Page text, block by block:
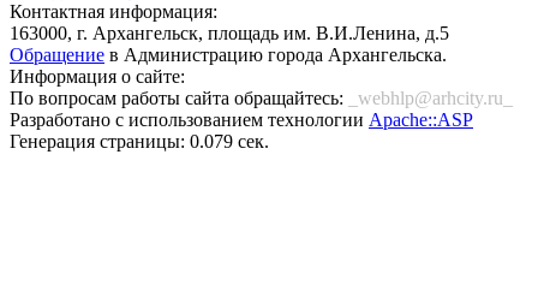
Контактная информация:
163000, г. Архангельск, площадь им. В.И.Ленина, д.5
Обращение в Администрацию города Архангельска.
Информация о сайте:
По вопросам работы сайта обращайтесь:
_webhlp@arhcity.ru_
Разработано с использованием технологии Apache::ASP
Генерация страницы: 0.079 сек.